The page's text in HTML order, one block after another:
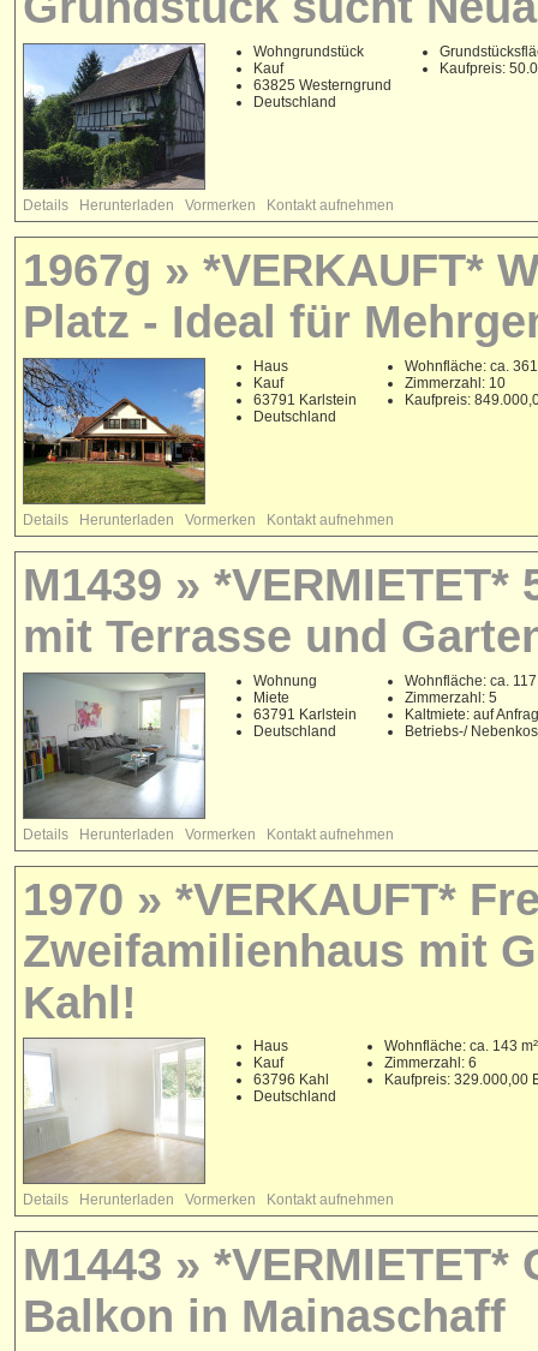
Wohngrundstück
Kauf
63825 Westerngrund
Deutschland
Kaufpreis:
Details Herunterladen Vormerken Kontakt aufnehmen
1967g » *VERKAUFT*
Platz - Ideal für
Haus
Kauf
63791 Karlstein
Deutschland
Wohnfläche: ca. 361
Zimmerzahl: 10
Kaufpreis:
Details Herunterladen Vormerken Kontakt aufnehmen
M1439 »
mit Terrasse und
Wohnung
Miete
63791 Karlstein
Deutschland
Wohnfläche: ca. 117
Zimmerzahl: 5
Kaltmiete: auf
Betriebs-/
Details Herunterladen Vormerken Kontakt aufnehmen
1970 » *VERKAUFT*
Zweifamilienhaus mit
Kahl!
Haus
Kauf
63796 Kahl
Deutschland
Wohnfläche: ca. 143 m²
Zimmerzahl: 6
Kaufpreis: 329.000,00
Details Herunterladen Vormerken Kontakt aufnehmen
M1443 »
Balkon in Mainaschaff